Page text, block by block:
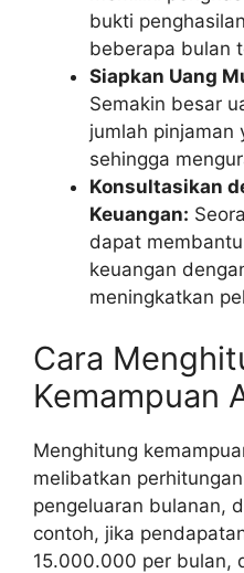
bukti
beberapa bulan
Siapkan Uang
Semakin besar
jumlah pinjaman
sehingga
Konsultasikan
Keuangan:
dapat
keuangan
meningkatkan
Cara
Kemampuan
Menghitung
melibatkan
pengeluaran bulanan,
contoh, jika
15.000.000 per bulan,